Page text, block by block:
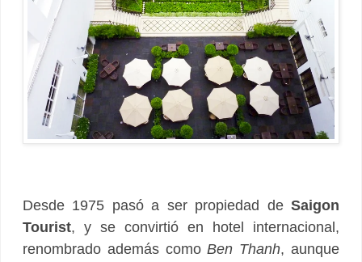
Desde 1975 pasó a ser propiedad de Saigon
Tourist, y se convirtió en hotel internacional,
renombrado además comoBen Thanh, aunque